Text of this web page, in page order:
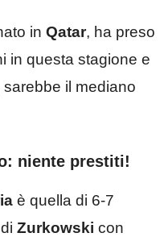
in Qatar, ha preso
in questa stagione e
il mediano
niente prestiti!
è quella di 6-7
Zurkowski con